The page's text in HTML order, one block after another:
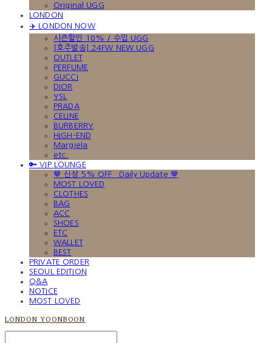
Original UGG
LONDON
✈️ LONDON NOW
시즌할인 10% / 수입 UGG
[호주발송] 24FW NEW UGG
OUTLET
PERFUME
GUCCI
DIOR
YSL
PRADA
CELINE
BURBERRY
HIGH-END
Margiela
etc.
🔑 VIP LOUNGE
🤎 신상 5% OFF · Daily Update 🤎
MOST LOVED
CLOTHES
BAG
ACC
SHOES
ETC
WALLET
BEST
PRIVATE ORDER
SEOUL EDITION
Q&A
NOTICE
MOST LOVED
LONDON YOONBOON